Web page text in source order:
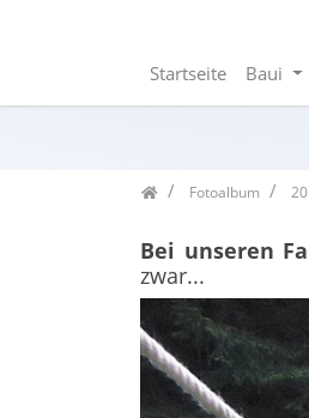
Startseite Baui
Seitenbaum
Fotoalbum
Bei unseren
zwar...